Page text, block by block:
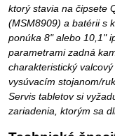
ktorý stavia na čipsete
(MSM8909) a batérii s
ponúka 8" alebo 10,1"
parametrami zadná
charakteristický
vysúvacím stojanom/
Servis tabletov si
zariadenia, ktorým sa